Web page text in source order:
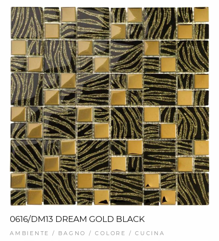
0616/DM13 DREAM GOLD BLACK
AMBIENTE / BAGNO / COLORE / CUCINA